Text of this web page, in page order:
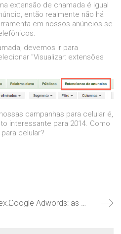
extensão de chamada é igual
então realmente não há
em nossos anúncios se
devemos ir para
"Visualizar: extensões
campanhas para celular é,
interessante para 2014. Como
celular?
Google Analytics: 4 exemplos de agrupamento de conteúdo